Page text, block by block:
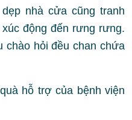
nhà cửa cũng tranh
động đến rưng rưng.
chào hỏi đều chan chứa